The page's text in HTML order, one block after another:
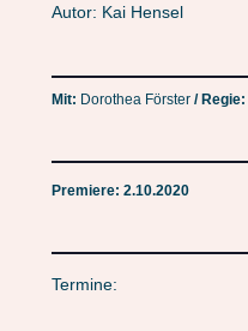
Autor: Kai Hensel
Mit: Dorothea Förster/ Regie:
Premiere: 2.10.2020
Termine: